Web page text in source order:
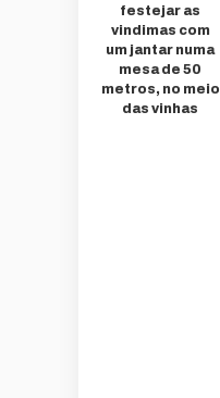
festejar as
vindimas com
um jantar numa
mesa de 50
metros, no meio
das vinhas